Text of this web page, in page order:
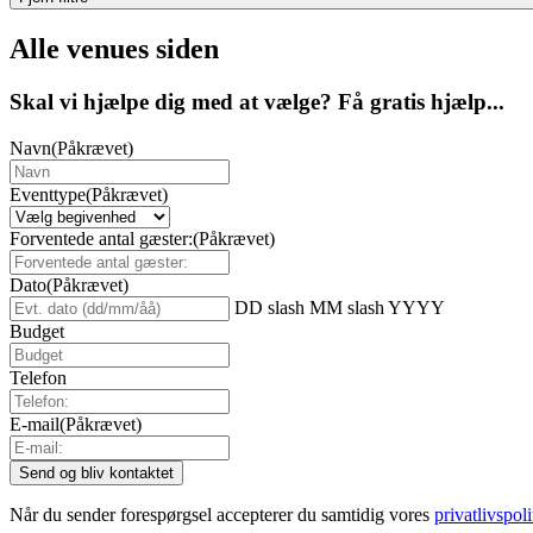
Alle venues siden
Skal vi hjælpe dig med at vælge? Få gratis hjælp...
Navn(Påkrævet)
Eventtype(Påkrævet)
Forventede antal gæster:(Påkrævet)
Dato(Påkrævet)
DD slash MM slash YYYY
Budget
Telefon
E-mail(Påkrævet)
Når du sender forespørgsel accepterer du samtidig vores